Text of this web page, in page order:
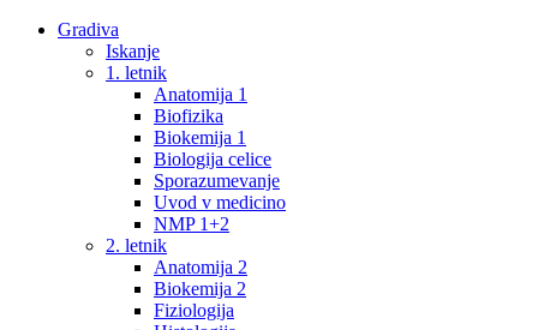
Gradiva
Iskanje
1. letnik
Anatomija 1
Biofizika
Biokemija 1
Biologija celice
Sporazumevanje
Uvod v medicino
NMP 1+2
2. letnik
Anatomija 2
Biokemija 2
Fiziologija